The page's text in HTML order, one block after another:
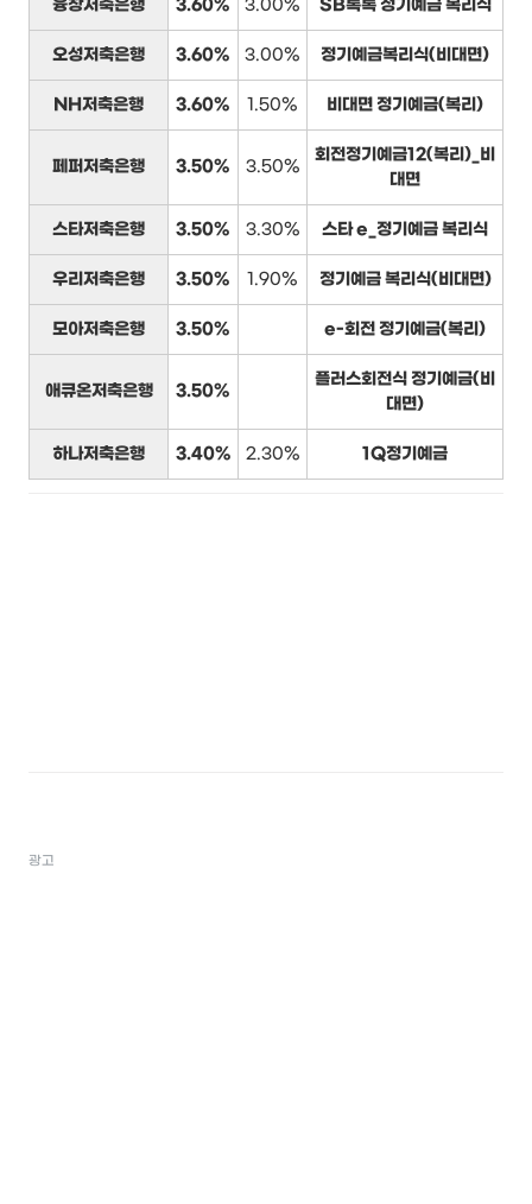
융창저축은행 3.60% 3.00% SB톡톡 정기예금 복리식
오성저축은행 3.60% 3.00% 정기예금복리식(비대면)
NH저축은행 3.60% 1.50% 비대면 정기예금(복리)
페퍼저축은행 3.50% 3.50%
회전정기예금12(복리)_비
대면
스타저축은행 3.50% 3.30% 스타 e_정기예금 복리식
우리저축은행 3.50% 1.90% 정기예금 복리식(비대면)
모아저축은행 3.50% e-회전 정기예금(복리)
애큐온저축은행 3.50%
플러스회전식 정기예금(비
대면)
하나저축은행 3.40% 2.30% 1Q정기예금
광고